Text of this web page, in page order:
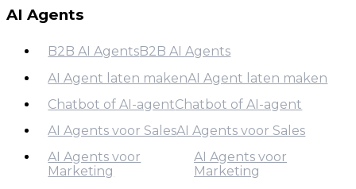
AI Agents
B2B AI Agents
B2B AI Agents
B2B AI Agents
AI Agent laten maken
AI Agent laten maken
AI Agent laten maken
Chatbot of AI-agent
Chatbot of AI-agent
Chatbot of AI-agent
AI Agents voor Sales
AI Agents voor Sales
AI Agents voor Sales
AI Agents voor
Marketing
AI Agents voor
Marketing